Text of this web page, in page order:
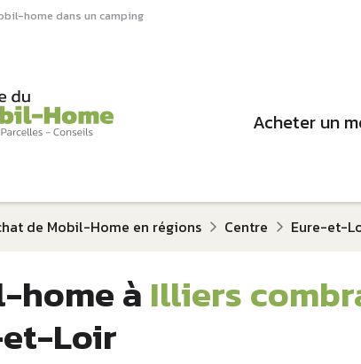
home dans un camping
Acheter un
de Mobil-Home en régions Centre Eure-et-
home à Illiers
Loir